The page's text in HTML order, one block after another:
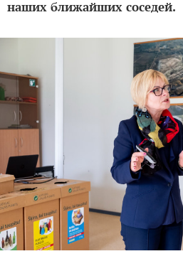
наших ближайших соседей.